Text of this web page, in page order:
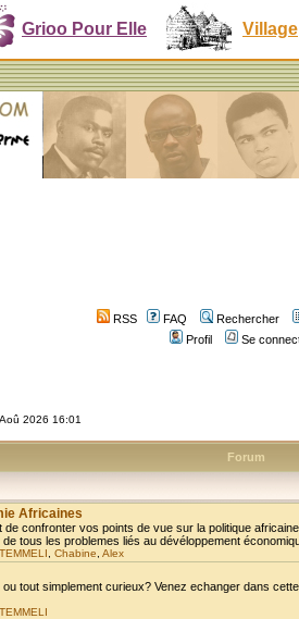
Grioo Pour Elle Village
RSS FAQ
Rechercher
Profil
Se
2026 16:01
Forum
Africaines
confronter vos points de vue sur la politique
tous les problemes liés au dévéloppement
Chabine Alex
tout simplement curieux? Venez echanger dans